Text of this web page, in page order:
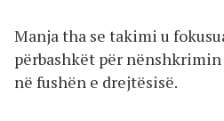
Manja tha se takimi u
përbashkët për
në fushën e drejtësisë.